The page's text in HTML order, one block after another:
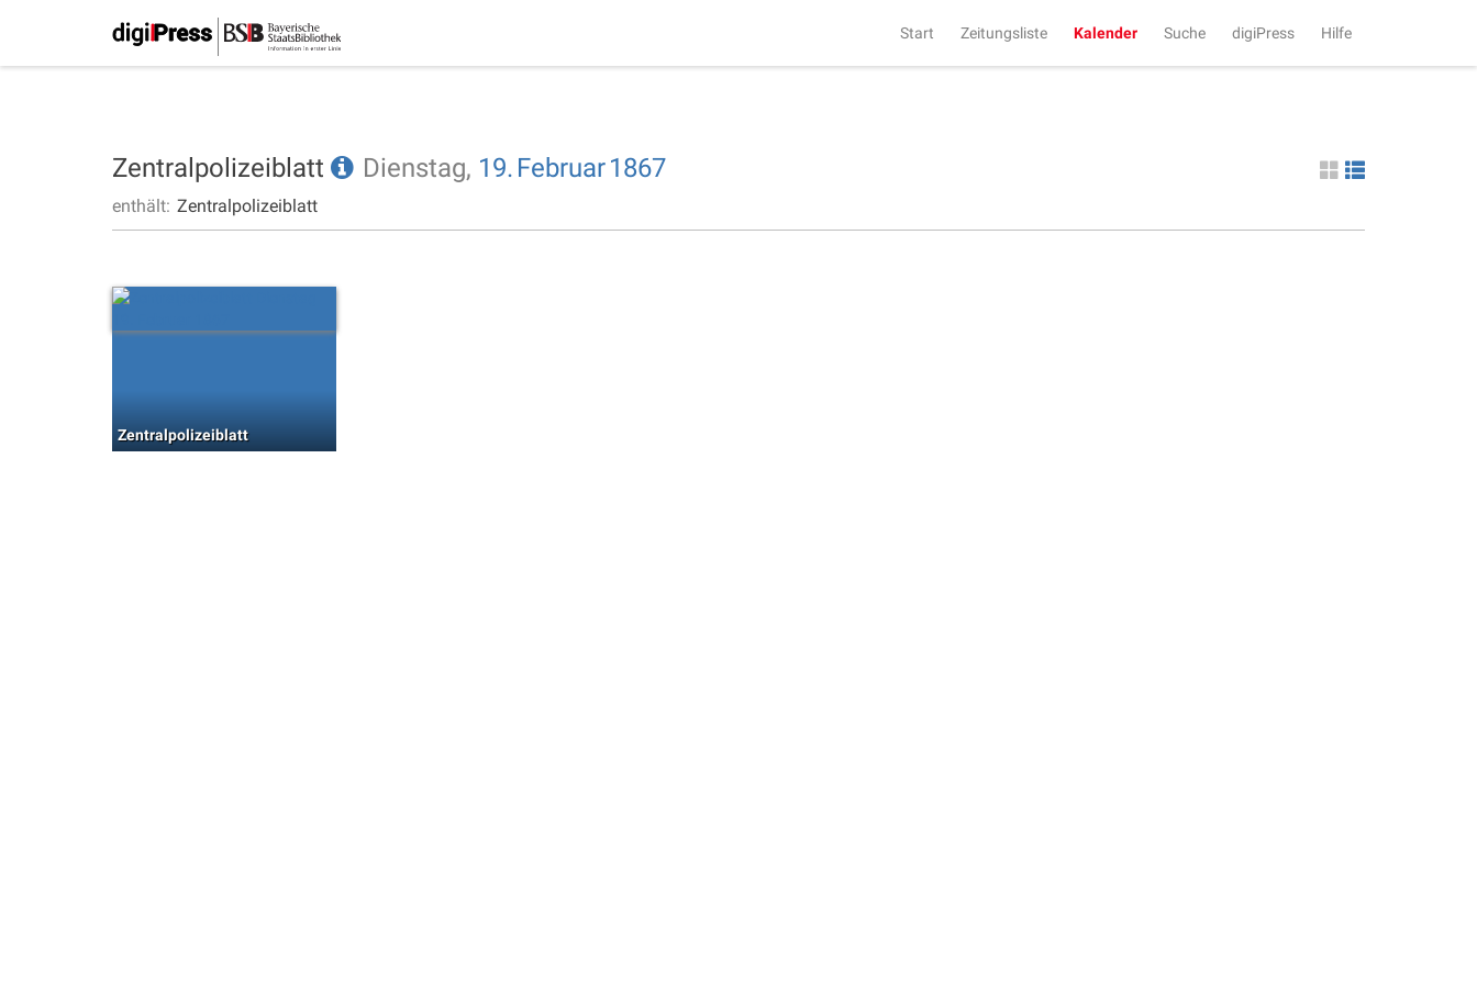
Start Zeitungsliste Kalender Suche digiPress Hilfe
Zentralpolizeiblatt Dienstag, 19. Februar1867
enthält: Zentralpolizeiblatt
Zentralpolizeiblatt